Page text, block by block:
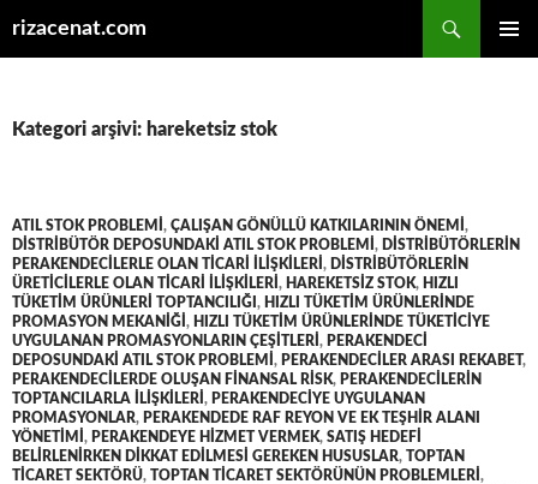
rizacenat.com
Kategori arşivi: hareketsiz stok
ATIL STOK PROBLEMI , ÇALIŞAN GÖNÜLLÜ KATKILARININ ÖNEMI ,
DISTRIBÜTÖR DEPOSUNDAKI ATIL STOK PROBLEMI , DISTRIBÜTÖRLERIN
PERAKENDECILERLE OLAN TICARI ILIŞKILERI , DISTRIBÜTÖRLERIN
ÜRETICILERLE OLAN TICARI ILIŞKILERI , HAREKETSIZ STOK, HIZLI
TÜKETIM ÜRÜNLERI TOPTANCILIĞI , HIZLI TÜKETIM ÜRÜNLERINDE
PROMASYON MEKANIĞI , HIZLI TÜKETIM ÜRÜNLERINDE TÜKETICIYE
UYGULANAN PROMASYONLARIN ÇEŞITLERI , PERAKENDECI
DEPOSUNDAKI ATIL STOK PROBLEMI , PERAKENDECILER ARASI REKABET,
PERAKENDECILERDE OLUŞAN FINANSAL RISK, PERAKENDECILERIN
TOPTANCILARLA ILIŞKILERI , PERAKENDECIYE UYGULANAN
PROMASYONLAR, PERAKENDEDE RAF REYON VE EK TEŞHIR ALANI
YÖNETIMI , PERAKENDEYE HIZMET VERMEK, SATIŞ HEDEFI
BELIRLENIRKEN DIKKAT EDILMESI GEREKEN HUSUSLAR, TOPTAN
TICARET SEKTÖRÜ, TOPTAN TICARET SEKTÖRÜNÜN PROBLEMLERI ,